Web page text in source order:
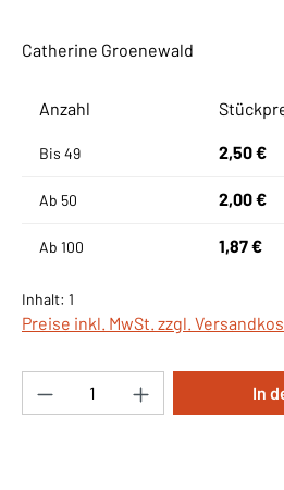
Catherine Groenewald
Anzahl
Bis 49 2,50 €
Ab 50 2,00 €
Ab 100 1,87 €
Inhalt: 1
Preise inkl. MwSt. zzgl.
Produkt Anzahl: Gib In